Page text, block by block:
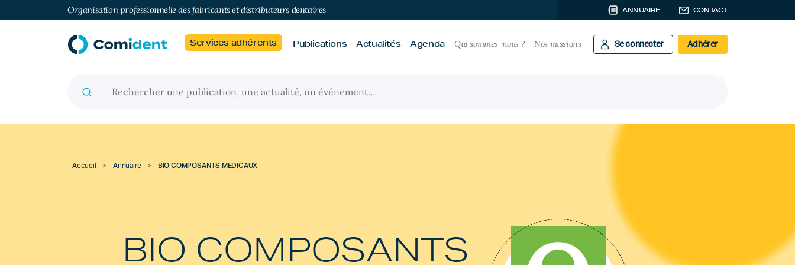
Organisation professionnelle des fabricants et distributeurs dentaires ANNUAIRE CONTACT
Services adhérents Publications Actualités Agenda Qui sommes-nous ? Nos missions Se connecter Adhérer
Accueil > Annuaire > BIO COMPOSANTS MEDICAUX
BIO COMPOSANTS